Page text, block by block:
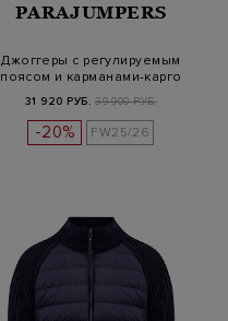
PARAJUMPERS
Джоггеры с регулируемым
поясом и карманами-карго
31 920 РУБ. 39 900 РУБ.
-20% FW25/26